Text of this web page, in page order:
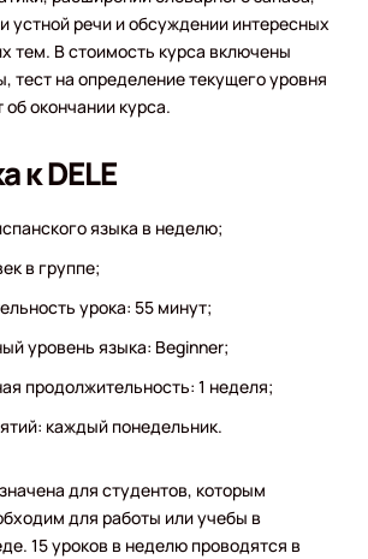
устной речи и обсуждении интересных
тем. В стоимость курса включены
тест на определение текущего уровня
окончании курса.
к DELE
языка в неделю;
в группе;
урока: 55 минут;
уровень языка: Beginner;
продолжительность: 1 неделя;
каждый понедельник.
для студентов, которым
для работы или учебы в
15 уроков в неделю проводятся в